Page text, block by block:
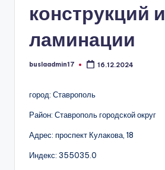
конструкций и
ламинации
Запись
buslaadmin17 16.12.2024
город: Ставрополь
Район: Ставрополь городской округ
Адрес: проспект Кулакова, 18
Индекс: 355035.0